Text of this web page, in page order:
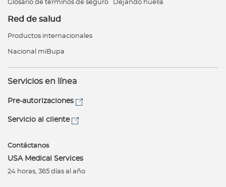
Glosario de términos de seguro Dejando huella
Red de salud
Productos internacionales
Nacional miBupa
Servicios en línea
Pre-autorizaciones
Servicio al cliente
Contáctanos
USA Medical Services
24 horas, 365 días al año